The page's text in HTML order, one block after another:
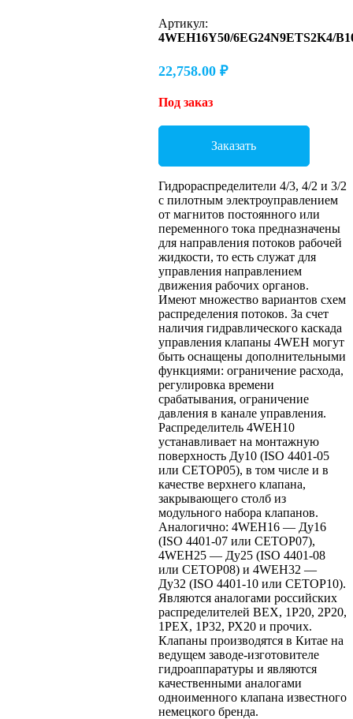
Артикул:
4WEH16Y50/6EG24N9ETS2K4/
22,758.00 ₽
Под заказ
Заказать
Гидрораспределители 4/3, 4/2 и 3/2
с пилотным электроуправлением
от магнитов постоянного или
переменного тока предназначены
для направления потоков рабочей
жидкости, то есть служат для
управления направлением
движения рабочих органов.
Имеют множество вариантов схем
распределения потоков. За счет
наличия гидравлического каскада
управления клапаны 4WEH могут
быть оснащены дополнительными
функциями: ограничение расхода,
регулировка времени
срабатывания, ограничение
давления в канале управления.
Распределитель 4WEH10
устанавливает на монтажную
поверхность Ду10 (ISO 4401-05
или CETOP05), в том числе и в
качестве верхнего клапана,
закрывающего столб из
модульного набора клапанов.
Аналогично: 4WEH16 — Ду16
(ISO 4401-07 или CETOP07),
4WEH25 — Ду25 (ISO 4401-08
или CETOP08) и 4WEH32 —
Ду32 (ISO 4401-10 или CETOP10).
Являются аналогами российских
распределителей ВЕХ, 1Р20, 2Р20,
1РЕХ, 1Р32, РХ20 и прочих.
Клапаны производятся в Китае на
ведущем заводе-изготовителе
гидроаппаратуры и являются
качественными аналогами
одноименного клапана известного
немецкого бренда.